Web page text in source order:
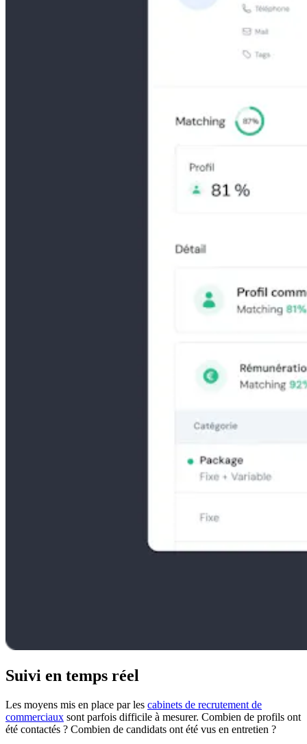
Suivi en temps réel
Les moyens mis en place par les cabinets de recrutement de
commerciaux sont parfois difficile à mesurer. Combien de profils ont
été contactés ? Combien de candidats ont été vus en entretien ?